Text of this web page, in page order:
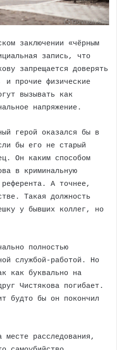
заключении «чёрным
запись, что
запрещается доверять
и прочие физические
вызывать как
напряжение.
герой оказался бы в
бы его не старый
Он каким способом
в криминальную
А точнее,
Такая должность
у бывших коллег, но
полностью
службой-работой. Но
как буквально на
Чистякова погибает.
будто бы он покончил
месте расследования,